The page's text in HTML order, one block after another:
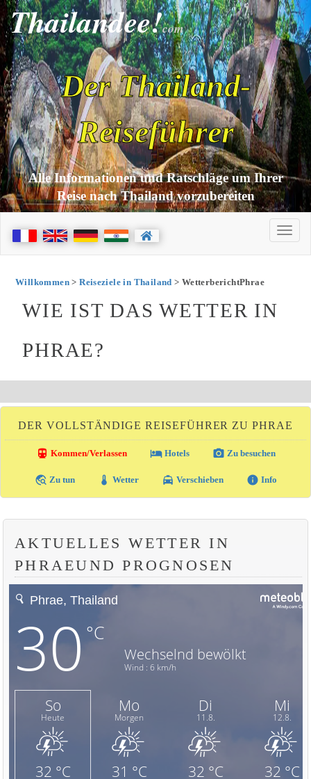
Thailandee!com
Der Thailand-
Reiseführer
Alle Informationen und Ratschläge um Ihrer
Reise nach Thailand vorzubereiten
Willkommen>Reiseziele in Thailand > WetterberichtPhrae
WIE IST DAS WETTER IN
PHRAE?
DER VOLLSTÄNDIGE REISEFÜHRER ZU PHRAE
directions_transit Kommen/Verlassen local_hotelHotels photo_camera Zu besuchen
travel_explore Zu tun thermostat Wetter local_taxi Verschieben info Info
AKTUELLES WETTER IN
PHRAEUND PROGNOSEN